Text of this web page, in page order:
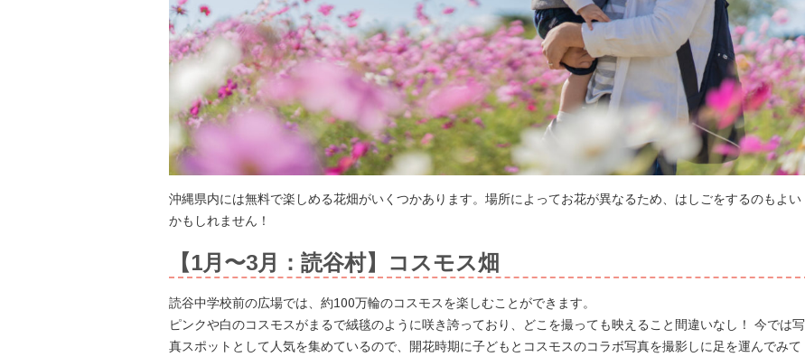
沖縄県内には無料で楽しめる花畑がいくつかあります。場所によってお花が異なるため、はしごをするのもよい
かもしれません！
【1月〜3月：読谷村】コスモス畑
読谷中学校前の広場では、約100万輪のコスモスを楽しむことができます。
ピンクや白のコスモスがまるで絨毯のように咲き誇っており、どこを撮っても映えること間違いなし！ 今では写
真スポットとして人気を集めているので、開花時期に子どもとコスモスのコラボ写真を撮影しに足を運んでみて